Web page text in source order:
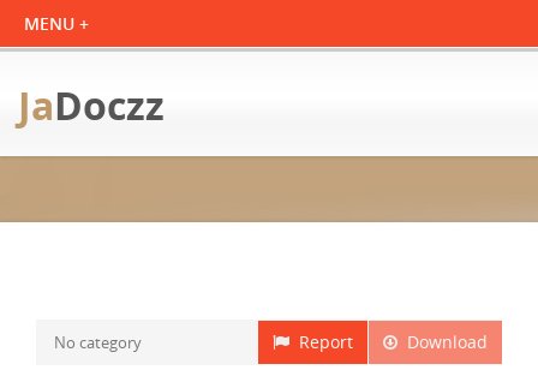
JaDoczz
Download
Report
No category